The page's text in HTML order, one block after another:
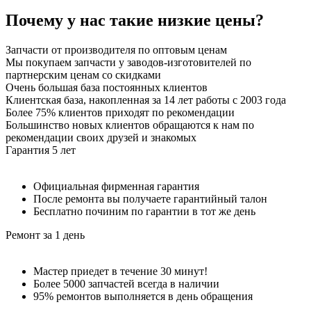
Почему у нас такие низкие цены?
Запчасти от производителя по оптовым ценам
Мы покупаем запчасти у заводов-изготовителей по
партнерским ценам со скидками
Очень большая база постоянных клиентов
Клиентская база, накопленная за 14 лет работы с 2003 года
Более 75% клиентов приходят по рекомендации
Большинство новых клиентов обращаются к нам по
рекомендации своих друзей и знакомых
Гарантия 5 лет
Официальная фирменная гарантия
После ремонта вы получаете гарантийный талон
Бесплатно починим по гарантии в тот же день
Ремонт за 1 день
Мастер приедет в течение 30 минут!
Более 5000 запчастей всегда в наличии
95% ремонтов выполняется в день обращения